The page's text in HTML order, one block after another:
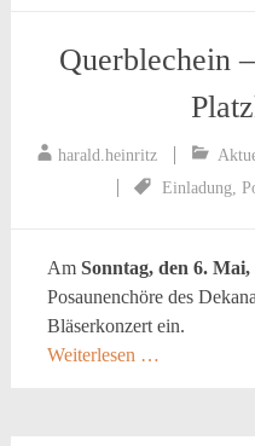
Querblechein
harald.heinritz
Einladung,
Am Sonntag, den 6. Mai,
Posaunenchöre des
Bläserkonzert ein.
Weiterlesen …